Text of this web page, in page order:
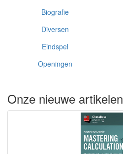
Biografie
Diversen
Eindspel
Openingen
Onze nieuwe artikelen